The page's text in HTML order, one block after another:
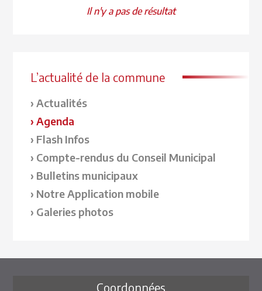
L’actualité de la commune
Actualités
Agenda
Flash Infos
Compte-rendus du Conseil Municipal
Bulletins municipaux
Notre Application mobile
Galeries photos
Il n'y a pas de résultat
Coordonnées